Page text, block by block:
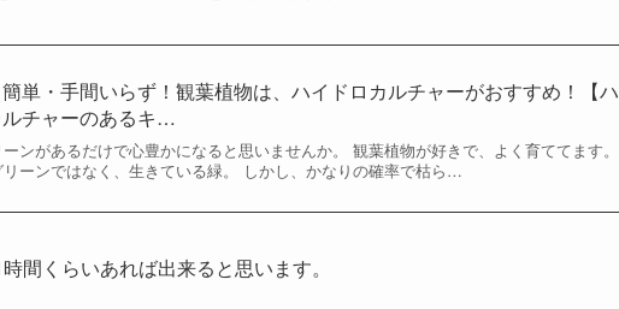
単・手間いらず！観葉植物は、ハイドロカルチャーがおすすめ！【ハ
チャーのあるキ…
ンがあるだけで心豊かになると思いませんか。 観葉植物が好きで、よく育ててます。
リーンではなく、生きている緑。 しかし、かなりの確率で枯ら…
間くらいあれば出来ると思います。